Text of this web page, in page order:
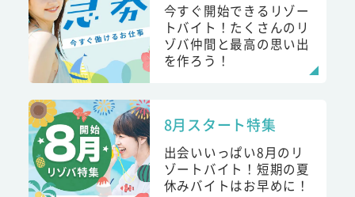
今すぐ開始できるリゾー
トバイト！たくさんのリ
ゾバ仲間と最高の思い出
を作ろう！
8月スタート特集
出会いいっぱい8月のリ
ゾートバイト！短期の夏
休みバイトはお早めに！